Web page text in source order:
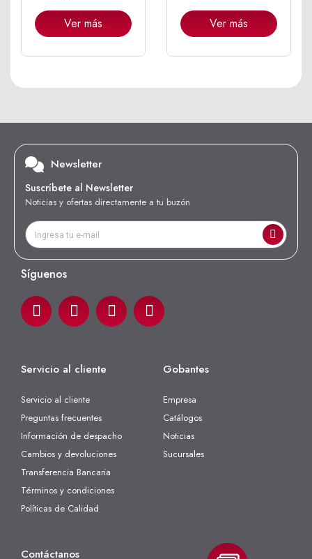
Ver más Ver más
Newsletter
Suscríbete al Newsletter
Noticias y ofertas directamente a tu buzón
Síguenos
Servicio al cliente
Servicio al cliente
Preguntas frecuentes
Información de despacho
Cambios y devoluciones
Transferencia Bancaria
Términos y condiciones
Políticas de Calidad
Gobantes
Empresa
Catálogos
Noticias
Sucursales
Contáctanos